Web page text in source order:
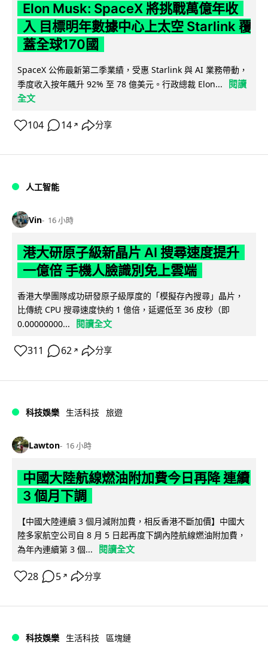
Elon Musk: SpaceX 將挑戰萬億年收
入 目標明年數據中心上太空 Starlink 覆
蓋全球170國
SpaceX 公佈最新第二季業績，受惠 Starlink 與 AI 業務帶動，
季度收入按年飆升 92% 至 78 億美元。行政總裁 Elon...
閱讀
全文
104 14 ↗ 分享
人工智能
Vin 16 小時
港大研原子級新晶片 AI 搜尋速度提升
一億倍 手機人臉識別免上雲端
香港大學團隊成功研發原子級厚度的「模擬存內搜尋」晶片，
比傳統 CPU 搜尋速度快約 1 億倍，延遲低至 36 皮秒（即
0.00000000...
閱讀全文
311 62 ↗ 分享
科技娛樂 生活科技 旅遊
Lawton 16 小時
中國大陸航線燃油附加費今日再降 連續
3 個月下調
【中國大陸連續 3 個月減附加費，相反香港不斷加價】中國大
陸多家航空公司自 8 月 5 日起再度下調內陸航線燃油附加費，
為年內連續第 3 個...
閱讀全文
28 5 ↗ 分享
科技娛樂 生活科技 區塊鏈